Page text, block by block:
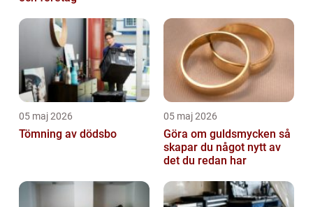
05 maj 2026
Tömning av dödsbo
05 maj 2026
Göra om guldsmycken så
skapar du något nytt av
det du redan har